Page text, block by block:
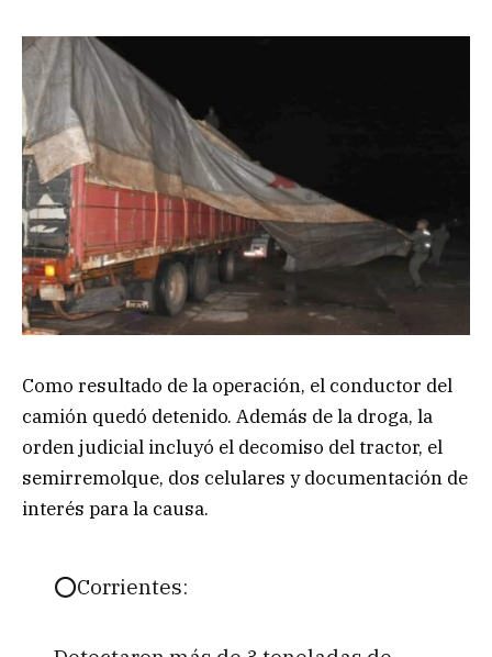
Como resultado de la operación, el conductor del
camión quedó detenido. Además de la droga, la
orden judicial incluyó el decomiso del tractor, el
semirremolque, dos celulares y documentación de
interés para la causa.
⭕Corrientes: